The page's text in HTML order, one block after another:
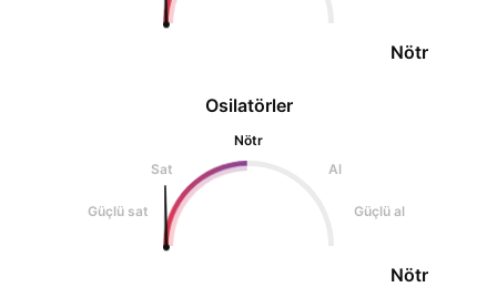
Osilatörler
Nötr
Sat
Al
Güçlü sat Güçlü al
Nötr
Nötr